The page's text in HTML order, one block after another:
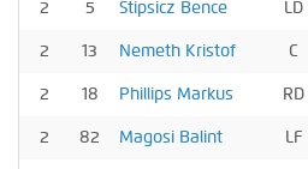
2 5 Stipsicz Bence LD
2 13 Nemeth Kristof C
2 18 Phillips Markus RD
2 82 Magosi Balint LF